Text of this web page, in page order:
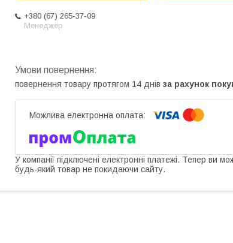
+380 (67) 265-37-09
Менеджер
повернення товару протягом 14 днів за рахунок
У компанії підключені електронні платежі. Тепер ви
будь-який товар не покидаючи сайту.